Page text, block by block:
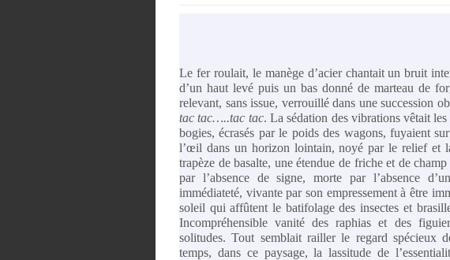
Le fer roulait, le manège d’acier chantait un bruit
d’un haut levé puis un bas donné de marteau de
relevant, sans issue, verrouillé dans une succession
tac tac…..tac tac. La sédation des vibrations vêtait
bogies, écrasés par le poids des wagons, fuyaient
l’œil dans un horizon lointain, noyé par le relief et
trapèze de basalte, une étendue de friche et de
par l’absence de signe, morte par l’absence
immédiateté, vivante par son empressement à être
soleil qui affûtent le batifolage des insectes et
Incompréhensible vanité des raphias et des
solitudes. Tout semblait railler le regard spécieux
temps, dans ce paysage, la lassitude de